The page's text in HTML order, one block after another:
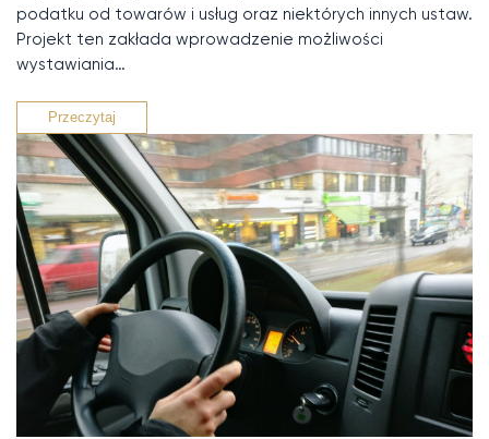
podatku od towarów i usług oraz niektórych innych ustaw.
Projekt ten zakłada wprowadzenie możliwości
wystawiania…
Przeczytaj